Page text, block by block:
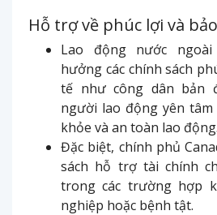
Hỗ trợ về phúc lợi và
Lao động nước
hưởng các chính sách
tế như công dân bản
người lao động yên
khỏe và an toàn lao động.
Đặc biệt, chính phủ
sách hỗ trợ tài chính
trong các trường hợp
nghiệp hoặc bệnh tật.